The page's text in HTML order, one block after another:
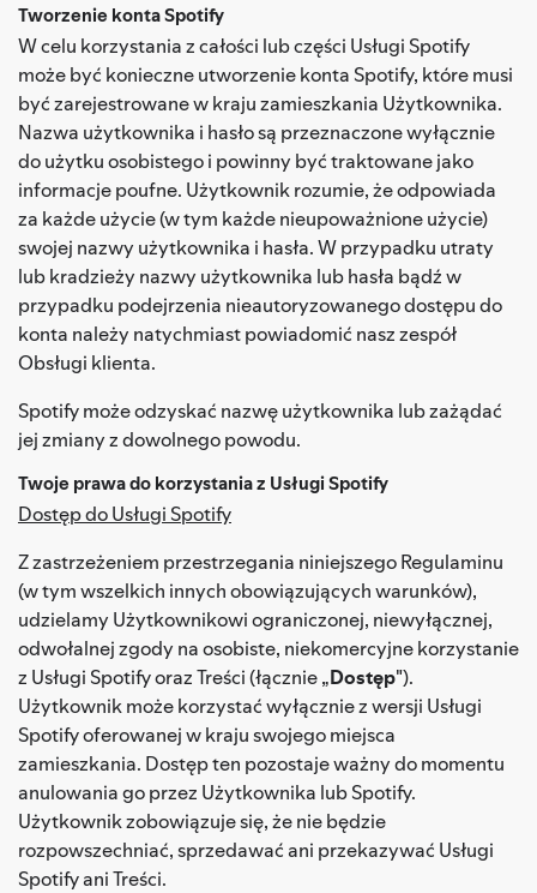
Tworzenie konta Spotify
W celu korzystania z całości lub części Usługi Spotify
może być konieczne utworzenie konta Spotify, które musi
być zarejestrowane w kraju zamieszkania Użytkownika.
Nazwa użytkownika i hasło są przeznaczone wyłącznie
do użytku osobistego i powinny być traktowane jako
informacje poufne. Użytkownik rozumie, że odpowiada
za każde użycie (w tym każde nieupoważnione użycie)
swojej nazwy użytkownika i hasła. W przypadku utraty
lub kradzieży nazwy użytkownika lub hasła bądź w
przypadku podejrzenia nieautoryzowanego dostępu do
konta należy natychmiast powiadomić nasz zespół
Obsługi klienta.
Spotify może odzyskać nazwę użytkownika lub zażądać
jej zmiany z dowolnego powodu.
Twoje prawa do korzystania z Usługi Spotify
Dostęp do Usługi Spotify
Z zastrzeżeniem przestrzegania niniejszego Regulaminu
(w tym wszelkich innych obowiązujących warunków),
udzielamy Użytkownikowi ograniczonej, niewyłącznej,
odwołalnej zgody na osobiste, niekomercyjne korzystanie
z Usługi Spotify oraz Treści (łącznie „Dostęp").
Użytkownik może korzystać wyłącznie z wersji Usługi
Spotify oferowanej w kraju swojego miejsca
zamieszkania. Dostęp ten pozostaje ważny do momentu
anulowania go przez Użytkownika lub Spotify.
Użytkownik zobowiązuje się, że nie będzie
rozpowszechniać, sprzedawać ani przekazywać Usługi
Spotify ani Treści.